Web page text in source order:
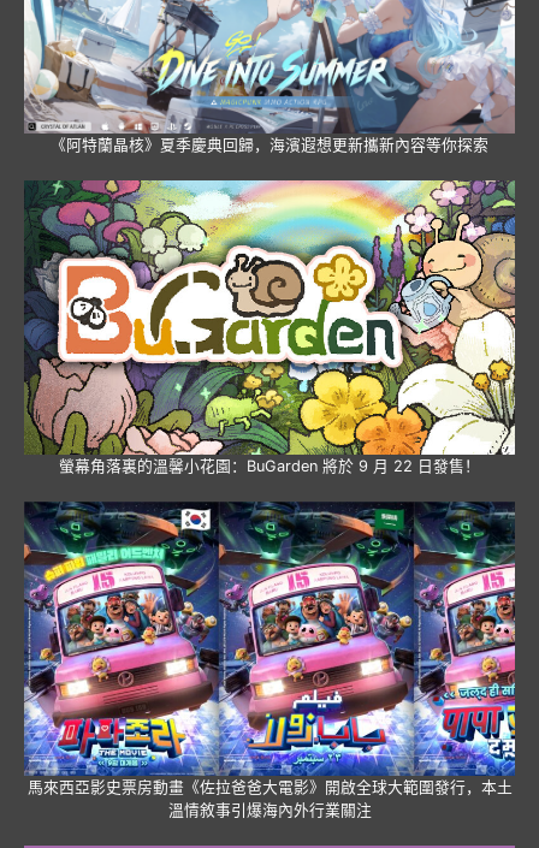
《阿特蘭晶核》夏季慶典回歸，海濱遐想更新攜新內容等你探索
螢幕角落裏的溫馨小花園：BuGarden 將於 9 月 22 日發售！
馬來西亞影史票房動畫《佐拉爸爸大電影》開啟全球大範圍發行，本土
溫情敘事引爆海內外行業關注